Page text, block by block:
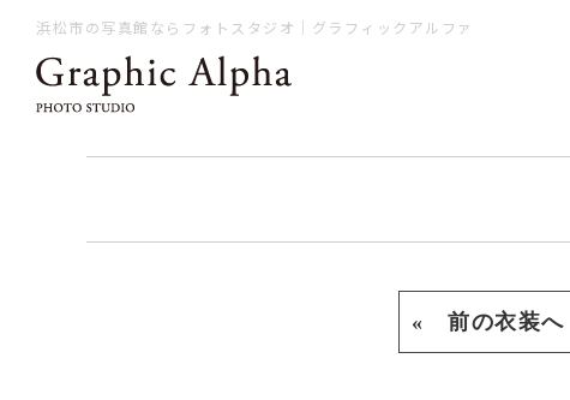
浜松市の写真館ならフォトスタジオ｜グラフィックアルファ
« 前の衣装へ